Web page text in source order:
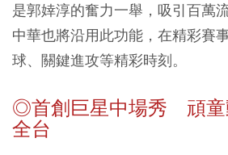
是郭婞淳的奮力一舉，吸引百萬
中華也將沿用此功能，在精彩賽
球、關鍵進攻等精彩時刻。
◎首創巨星中場秀 頑童
全台